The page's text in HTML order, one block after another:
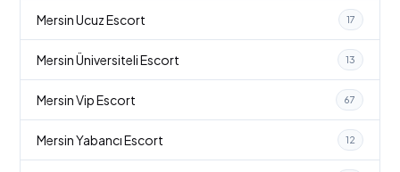
Mersin Ucuz Escort 17
Mersin Üniversiteli Escort 13
Mersin Vip Escort 67
Mersin Yabancı Escort 12